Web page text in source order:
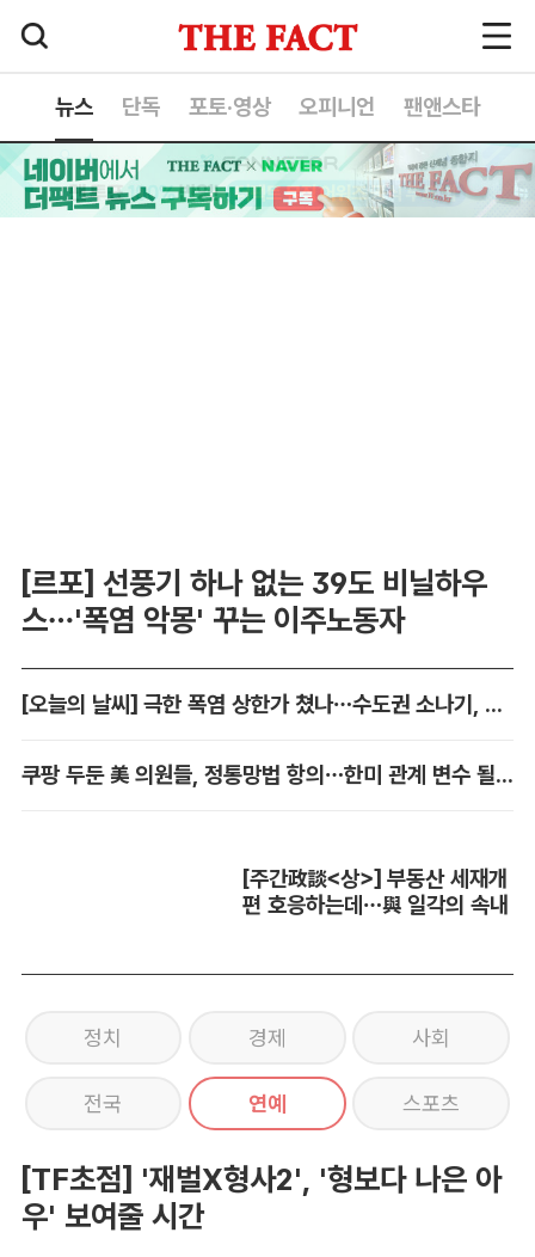
뉴스 단독 포토·영상 오피니언 팬앤스타
[르포] 선풍기 하나 없는 39도 비닐하우
스…'폭염 악몽' 꾸는 이주노동자
[오늘의 날씨] 극한 폭염 상한가 쳤나…수도권 소나기, 동해안에 폭우
쿠팡 두둔 美 의원들, 정통망법 항의…한미 관계 변수 될까
[주간政談<상>] 부동산 세재개
편 호응하는데…與 일각의 속내
정치 경제 사회
전국 연예 스포츠
[TF초점] '재벌X형사2', '형보다 나은 아
우' 보여줄 시간